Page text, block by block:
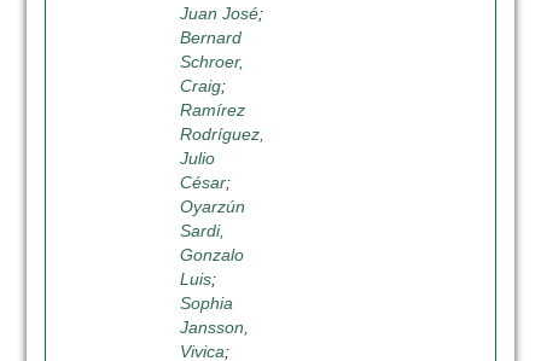
Juan José;
Bernard
Schroer,
Craig;
Ramírez
Rodríguez,
Julio
César;
Oyarzún
Sardi,
Gonzalo
Luis;
Sophia
Jansson,
Vivica;